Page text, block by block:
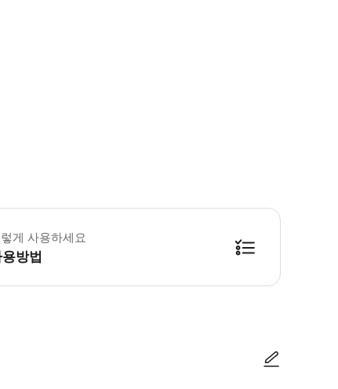
장소 : 간사이 공항 도착 게이트 호텔 픽업 장소 : 호텔 프런트 차량 1대
게 사용하세요
방법